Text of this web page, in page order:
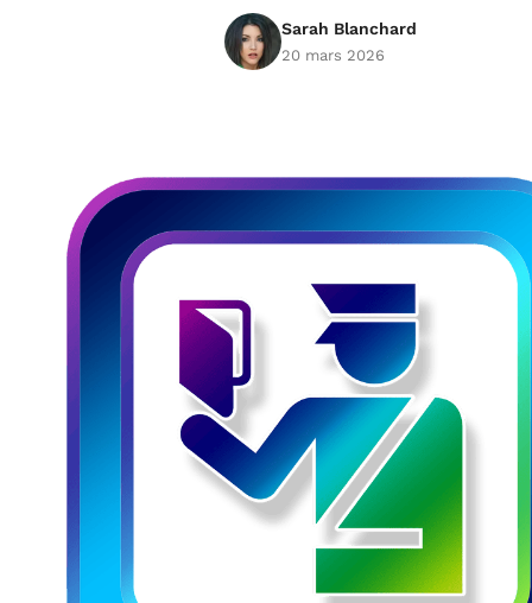
Sarah Blanchard
20 mars 2026